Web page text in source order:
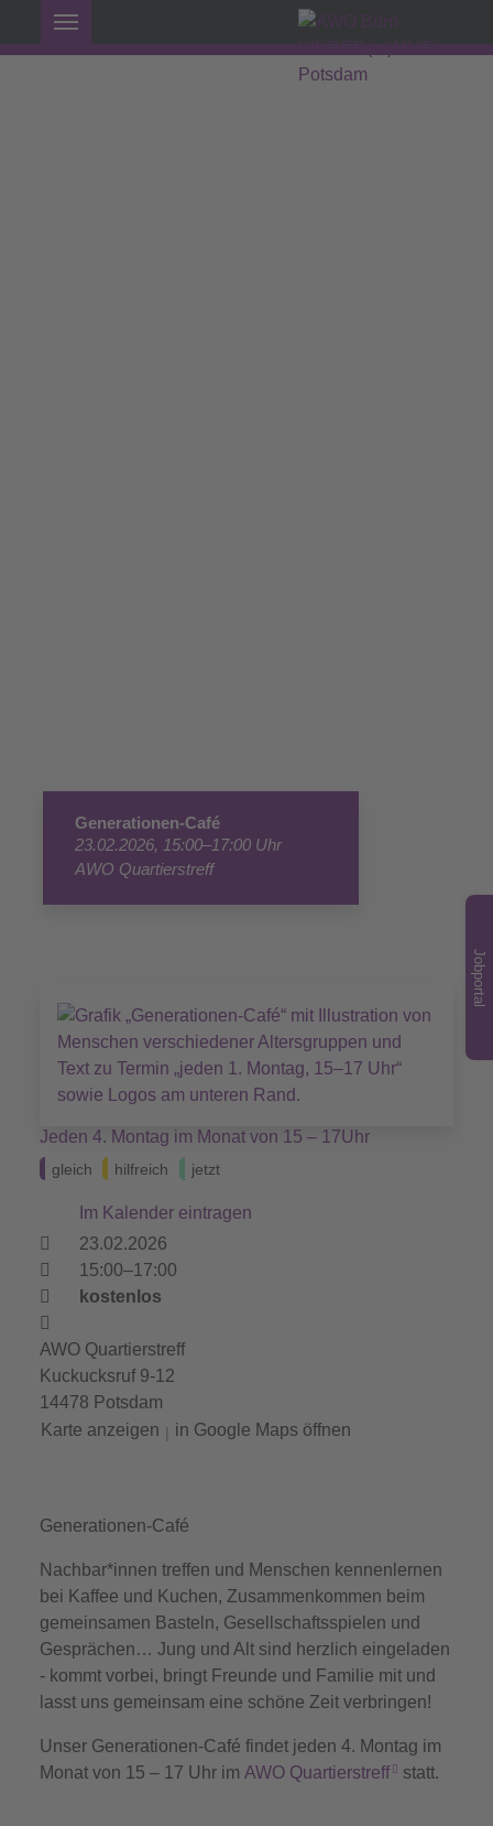
Generationen-Café
23.02.2026, 15:00–17:00 Uhr
AWO Quartierstreff
Jeden 4. Montag im Monat von 15 – 17Uhr
gleich hilfreich jetzt
Im Kalender eintragen
23.02.2026
15:00–17:00
kostenlos
AWO Quartierstreff
Kuckucksruf 9-12
14478 Potsdam
Karte anzeigen | in Google Maps öffnen
Generationen-Café
Nachbar*innen treffen und Menschen kennenlernen
bei Kaffee und Kuchen, Zusammenkommen beim
gemeinsamen Basteln, Gesellschaftsspielen und
Gesprächen… Jung und Alt sind herzlich eingeladen
- kommt vorbei, bringt Freunde und Familie mit und
lasst uns gemeinsam eine schöne Zeit verbringen!
Unser Generationen-Café findet jeden 4. Montag im
Monat von 15 – 17 Uhr im AWO Quartierstreff statt.
Jobportal